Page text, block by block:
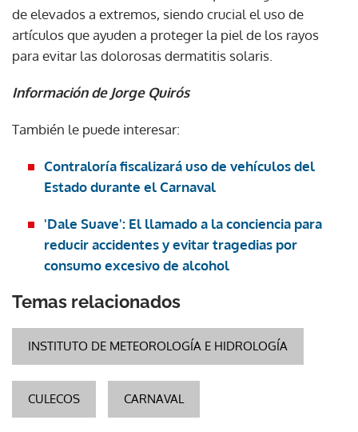
de elevados a extremos, siendo crucial el uso de
artículos que ayuden a proteger la piel de los rayos
para evitar las dolorosas dermatitis solaris.
Información de Jorge Quirós
También le puede interesar:
Contraloría fiscalizará uso de vehículos del
Estado durante el Carnaval
'Dale Suave': El llamado a la conciencia para
reducir accidentes y evitar tragedias por
consumo excesivo de alcohol
Temas relacionados
INSTITUTO DE METEOROLOGÍA E HIDROLOGÍA
CULECOS CARNAVAL